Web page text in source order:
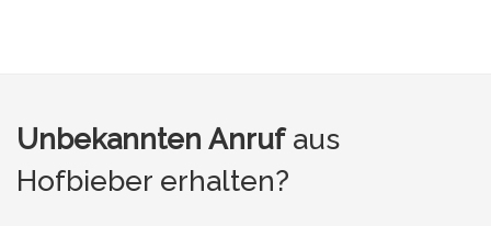
Unbekannten Anrufaus
Hofbieber erhalten?